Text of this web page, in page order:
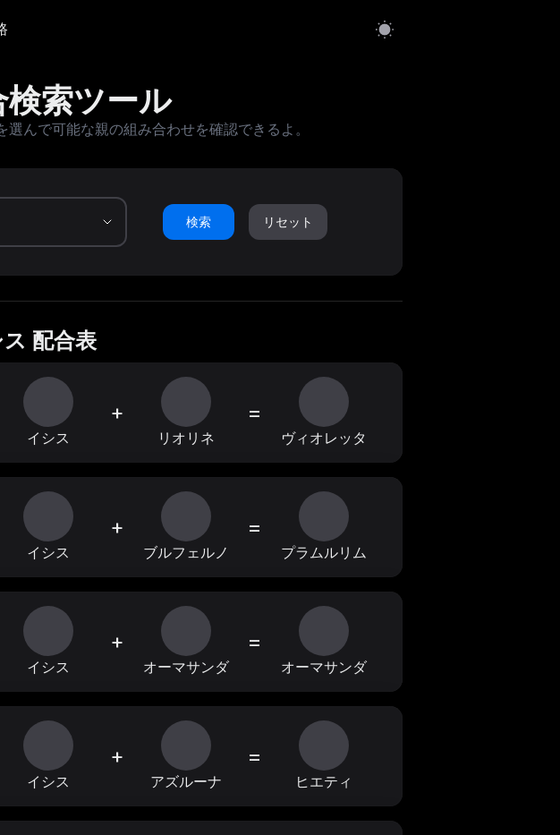
索ツール
んで可能な親の組み合わせを確認できるよ。
検索 リセット
配合表
イシス
+
リオリネ
=
ヴィオレッタ
イシス
+
ブルフェルノ
=
プラムルリム
イシス
+
オーマサンダ
=
オーマサンダ
イシス
+
アズルーナ
=
ヒエティ